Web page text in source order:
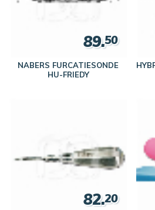
NABERS FURCATIESONDE
HU-FRIEDY
89.50
82.20